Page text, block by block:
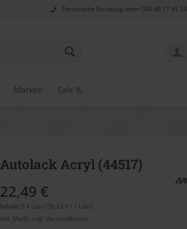
Persönliche Beratung unter 040 60 77 65 23
Marken Sale %
Autolack Acryl (44517)
22,49 €
Inhalt: 0.4 Liter (56,23 € / 1 Liter)
inkl. MwSt. zzgl. Versandkosten